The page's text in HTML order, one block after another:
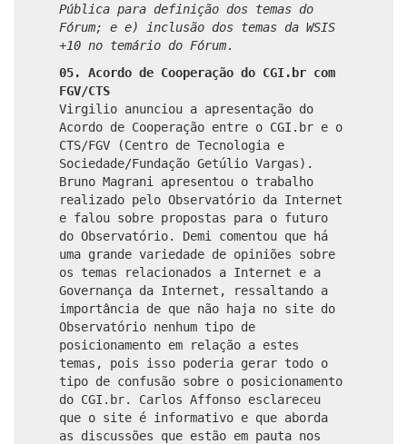
Pública para definição dos temas do
Fórum; e e) inclusão dos temas da WSIS
+10 no temário do Fórum.
05. Acordo de Cooperação do CGI.br com
FGV/CTS
Virgilio anunciou a apresentação do
Acordo de Cooperação entre o CGI.br e o
CTS/FGV (Centro de Tecnologia e
Sociedade/Fundação Getúlio Vargas).
Bruno Magrani apresentou o trabalho
realizado pelo Observatório da Internet
e falou sobre propostas para o futuro
do Observatório. Demi comentou que há
uma grande variedade de opiniões sobre
os temas relacionados a Internet e a
Governança da Internet, ressaltando a
importância de que não haja no site do
Observatório nenhum tipo de
posicionamento em relação a estes
temas, pois isso poderia gerar todo o
tipo de confusão sobre o posicionamento
do CGI.br. Carlos Affonso esclareceu
que o site é informativo e que aborda
as discussões que estão em pauta nos